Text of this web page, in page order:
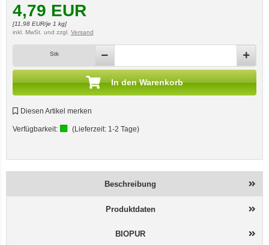
4,79 EUR
[11,98EUR/je 1 kg]
inkl. MwSt. und zzgl. Versand
Stk
In den Warenkorb
Diesen Artikel merken
Verfügbarkeit: (Lieferzeit: 1-2 Tage)
Beschreibung
Produktdaten
BIOPUR